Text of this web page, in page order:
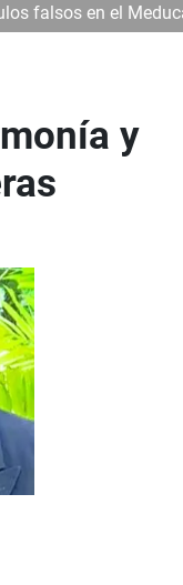
falsos en el
y